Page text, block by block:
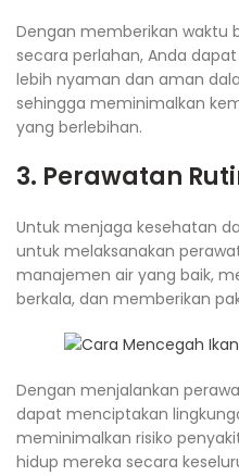
Dengan memberikan waktu
secara perlahan, Anda
lebih nyaman dan aman
sehingga meminimalkan
yang berlebihan.
3. Perawatan
Untuk menjaga kesehatan
untuk melaksanakan
manajemen air yang baik,
berkala, dan memberikan
Dengan menjalankan
dapat menciptakan
meminimalkan risiko
hidup mereka secara